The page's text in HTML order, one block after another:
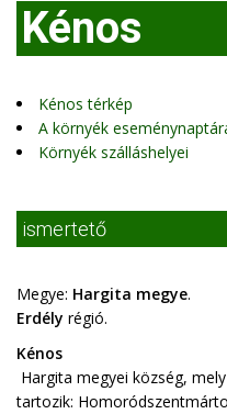
Romana
Kénos
Kénos térkép
A környék
Környék szálláshelyei
ismertető
Megye: Hargita megye.
Erdély régió.
Kénos
Hargita megyei község,
tartozik: